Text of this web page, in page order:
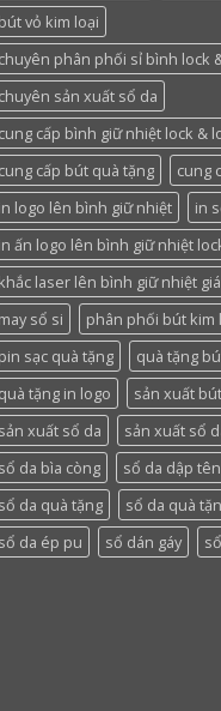
bút vỏ kim loại
chuyên phân phối sỉ bình lock
chuyên sản xuất sổ da
cung cấp bình giữ nhiệt lock &
cung cấp bút quà tặng
cung
in logo lên bình giữ nhiệt
in
in ấn logo lên bình giữ nhiệt
khắc laser lên bình giữ nhiệt
may sổ si
phân phối bút kim
pin sạc quà tặng
quà tặng
quà tặng in logo
sản xuất
sản xuất sổ da
sản xuất sổ
sổ da bìa còng
sổ da dập tên
sổ da quà tặng
sổ da quà
sổ da ép pu
sổ dán gáy